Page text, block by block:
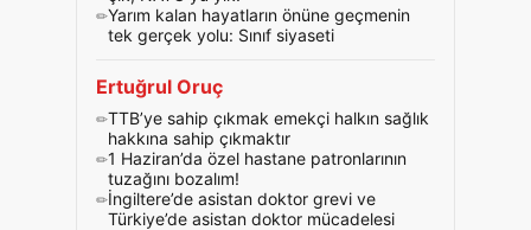
Yarım kalan hayatların önüne geçmenin
tek gerçek yolu: Sınıf siyaseti
Ertuğrul Oruç
TTB’ye sahip çıkmak emekçi halkın sağlık
hakkına sahip çıkmaktır
1 Haziran’da özel hastane patronlarının
tuzağını bozalım!
İngiltere’de asistan doktor grevi ve
Türkiye’de asistan doktor mücadelesi